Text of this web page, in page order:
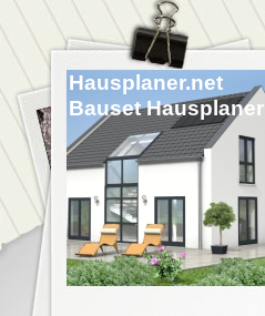
Hausplaner.net
Bauset Hausplaner